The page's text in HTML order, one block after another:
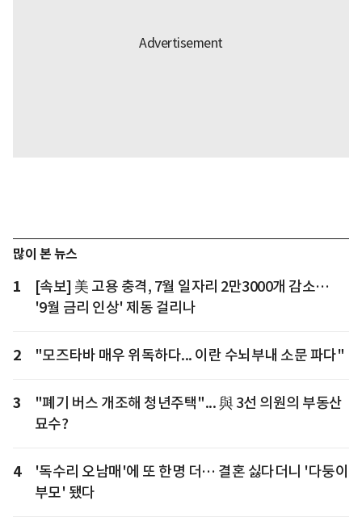
많이 본 뉴스
1
[속보] 美 고용 충격, 7월 일자리 2만3000개 감소…
'9월 금리 인상' 제동 걸리나
2 "모즈타바 매우 위독하다... 이란 수뇌부내 소문 파다"
3
"폐기 버스 개조해 청년주택"... 與 3선 의원의 부동산
묘수?
4
'독수리 오남매'에 또 한명 더… 결혼 싫다더니 '다둥이
부모' 됐다